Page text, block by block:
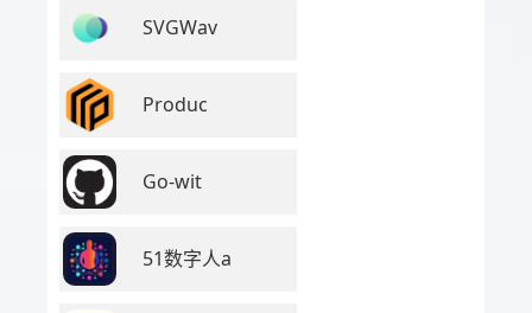
SVGWav
Produc
Go-wit
51数字人a